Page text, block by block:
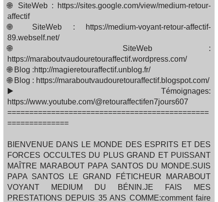
🌐 SiteWeb : https://sites.google.com/view/medium-retour-
affectif
🌐 SiteWeb : https://medium-voyant-retour-affectif-
89.webself.net/
🌐 SiteWeb :
https://maraboutvaudouretouraffectif.wordpress.com/
🌐 Blog :http://magieretouraffectif.unblog.fr/
🌐 Blog : https://maraboutvaudouretouraffectif.blogspot.com/
▶️ Témoignages:
https://www.youtube.com/@retouraffectifen7jours607
==============================================
==============
BIENVENUE DANS LE MONDE DES ESPRITS ET DES
FORCES OCCULTES DU PLUS GRAND ET PUISSANT
MAÎTRE MARABOUT PAPA SANTOS DU MONDE.SUIS
PAPA SANTOS LE GRAND FÉTICHEUR MARABOUT
VOYANT MEDIUM DU BÉNIN.JE FAIS MES
PRESTATIONS DEPUIS 35 ANS COMME:comment faire